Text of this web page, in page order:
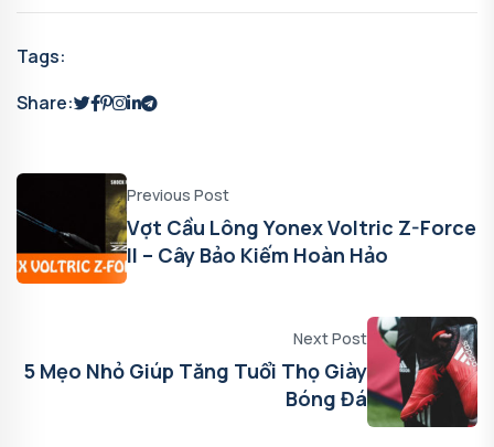
Tags:
Share:
Previous Post
Vợt Cầu Lông Yonex Voltric Z-Force
II – Cây Bảo Kiếm Hoàn Hảo
Next Post
5 Mẹo Nhỏ Giúp Tăng Tuổi Thọ Giày
Bóng Đá